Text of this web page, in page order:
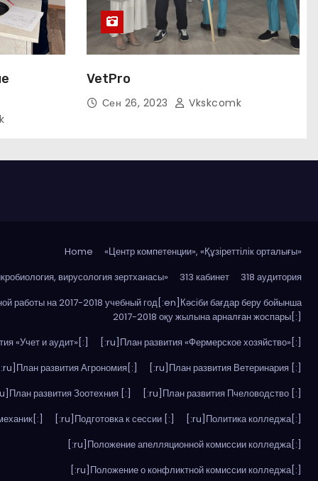
VetPro
Сен 26, 2023 Vkskcomk
Home
«Центр компетенции», «Құзіреттілік орталығы»
вирусология зертханасы»
313 кабинет
318 аудитория
работы на 2017-2018 учебный год[:en]Кәсіби бағдар беру бойынша
2017-2018 оқу жылына арналған жоспары[:]
«Учет и аудит»[:]
[:ru]План развития «Фермерское хозяйство»[:]
развития Агрономия[:]
[:ru]План развития Ветеринария [:]
развития Зоотехния [:]
[:ru]План развития Пчеловодство [:]
[:ru]Подготовка к сессии [:]
[:ru]Политика колледжа[:]
[:ru]Положение апелляционной комиссии колледжа[:]
[:ru]Положение о конфликтной комиссии колледжа[:]